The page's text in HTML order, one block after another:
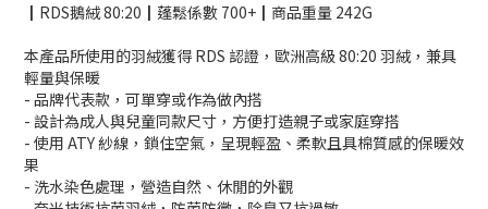
┃RDS鵝絨 80:20┃蓬鬆係數 700+┃商品重量 242G
本產品所使用的羽絨獲得 RDS 認證，歐洲高級 80:20 羽絨，兼具
輕量與保暖
- 品牌代表款，可單穿或作為做內搭
- 設計為成人與兒童同款尺寸，方便打造親子或家庭穿搭
- 使用 ATY 紗線，鎖住空氣，呈現輕盈、柔軟且具棉質感的保暖效
果
- 洗水染色處理，營造自然、休閒的外觀